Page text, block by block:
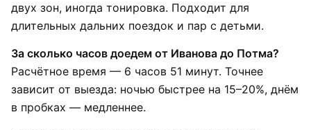
двух зон, иногда тонировка. Подходит для
длительных дальних поездок и пар с детьми.
За сколько часов доедем от Иванова до Потма?
Расчётное время — 6 часов 51 минут. Точнее
зависит от выезда: ночью быстрее на 15–20%, днём
в пробках — медленнее.